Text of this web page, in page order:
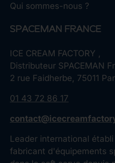
Qui sommes-nous ?
SPACEMAN FRANCE
ICE CREAM FACTORY ,
Distributeur SPACEMAN
2 rue Faidherbe, 75011
01 43 72 86 17
Leader international
fabricant d'équipements